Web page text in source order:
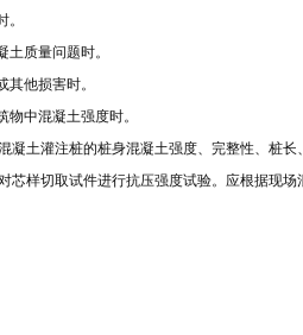
质量问题时。
他损害时。
物中混凝土强度时。
凝土灌注桩的桩身混凝土强度、完整性、桩
芯样切取试件进行抗压强度试验。应根据现